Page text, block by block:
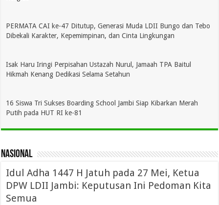
PERMATA CAI ke-47 Ditutup, Generasi Muda LDII Bungo dan Tebo
Dibekali Karakter, Kepemimpinan, dan Cinta Lingkungan
Isak Haru Iringi Perpisahan Ustazah Nurul, Jamaah TPA Baitul
Hikmah Kenang Dedikasi Selama Setahun
16 Siswa Tri Sukses Boarding School Jambi Siap Kibarkan Merah
Putih pada HUT RI ke-81
nasional
Idul Adha 1447 H Jatuh pada 27 Mei, Ketua
DPW LDII Jambi: Keputusan Ini Pedoman Kita
Semua